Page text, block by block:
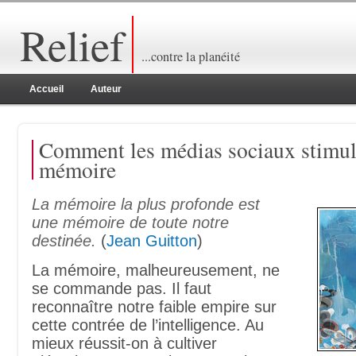
Relief ...contre la planéité
Accueil Auteur
Comment les médias sociaux
mémoire
La mémoire la plus profonde est
une mémoire de toute notre
destinée. (Jean Guitton)
La mémoire, malheureusement, ne
se commande pas. Il faut
reconnaître notre faible empire sur
cette contrée de l’intelligence. Au
mieux réussit-on à cultiver